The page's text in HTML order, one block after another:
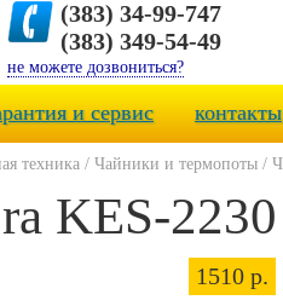
(383) 34-99-747
(383) 349-54-49
не можете дозвониться?
и сервис контакты
техника / Чайники и термопоты /
KES-2230
1510 р.